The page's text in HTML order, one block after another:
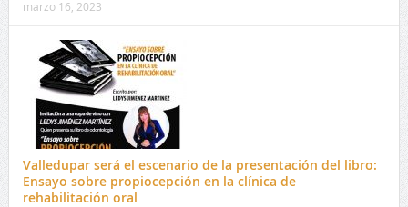
marzo 16, 2023
Valledupar será el escenario de la presentación del libro:
Ensayo sobre propiocepción en la clínica de
rehabilitación oral